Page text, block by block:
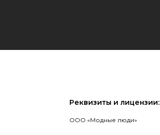
Реквизиты и лицензии:
ООО «Модные люди»